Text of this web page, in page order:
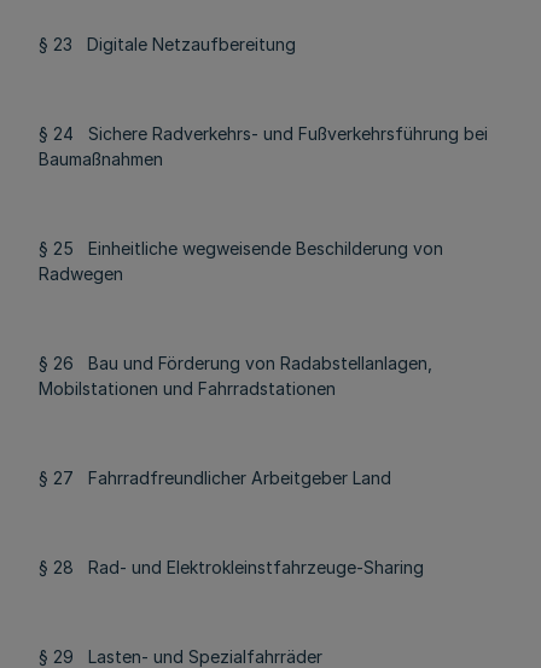
§ 23 Digitale Netzaufbereitung
§ 24 Sichere Radverkehrs- und Fußverkehrsführung bei
Baumaßnahmen
§ 25 Einheitliche wegweisende Beschilderung von
Radwegen
§ 26 Bau und Förderung von Radabstellanlagen,
Mobilstationen und Fahrradstationen
§ 27 Fahrradfreundlicher Arbeitgeber Land
§ 28 Rad- und Elektrokleinstfahrzeuge-Sharing
§ 29 Lasten- und Spezialfahrräder